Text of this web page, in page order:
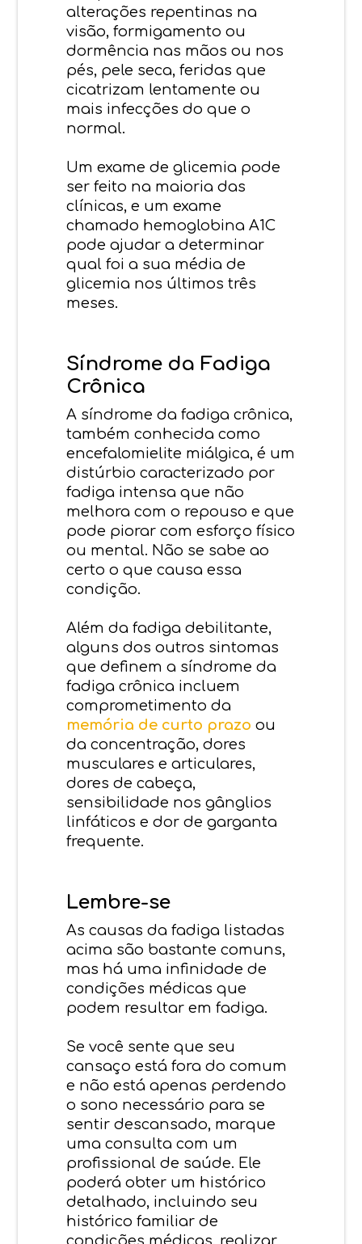
alterações repentinas na
visão, formigamento ou
dormência nas mãos ou nos
pés, pele seca, feridas que
cicatrizam lentamente ou
mais infecções do que o
normal.
Um exame de glicemia pode
ser feito na maioria das
clínicas, e um exame
chamado hemoglobina A1C
pode ajudar a determinar
qual foi a sua média de
glicemia nos últimos três
meses.
Síndrome da Fadiga
Crônica
A síndrome da fadiga crônica,
também conhecida como
encefalomielite miálgica, é um
distúrbio caracterizado por
fadiga intensa que não
melhora com o repouso e que
pode piorar com esforço físico
ou mental. Não se sabe ao
certo o que causa essa
condição.
Além da fadiga debilitante,
alguns dos outros sintomas
que definem a síndrome da
fadiga crônica incluem
comprometimento da
memória de curto prazo ou
da concentração, dores
musculares e articulares,
dores de cabeça,
sensibilidade nos gânglios
linfáticos e dor de garganta
frequente.
Lembre-se
As causas da fadiga listadas
acima são bastante comuns,
mas há uma infinidade de
condições médicas que
podem resultar em fadiga.
Se você sente que seu
cansaço está fora do comum
e não está apenas perdendo
o sono necessário para se
sentir descansado, marque
uma consulta com um
profissional de saúde. Ele
poderá obter um histórico
detalhado, incluindo seu
histórico familiar de
condições médicas, realizar